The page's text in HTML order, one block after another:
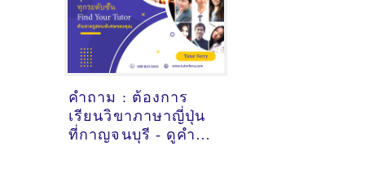
คำถาม : ต้องการ
เรียนวิขาภาษาญี่ปุ่น
ที่กาญจนบุรี - ดูคำ